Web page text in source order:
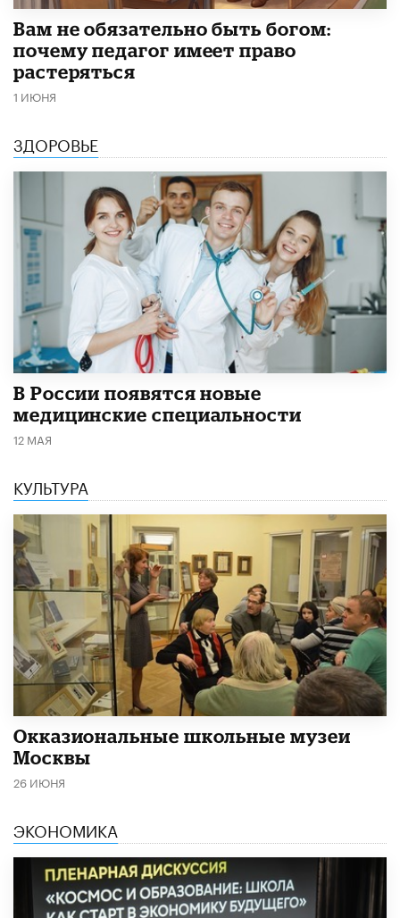
​Вам не обязательно быть богом:
почему педагог имеет право
растеряться
1 ИЮНЯ
ЗДОРОВЬЕ
В России появятся новые
медицинские специальности
12 МАЯ
КУЛЬТУРА
​Окказиональные школьные музеи
Москвы
26 ИЮНЯ
ЭКОНОМИКА